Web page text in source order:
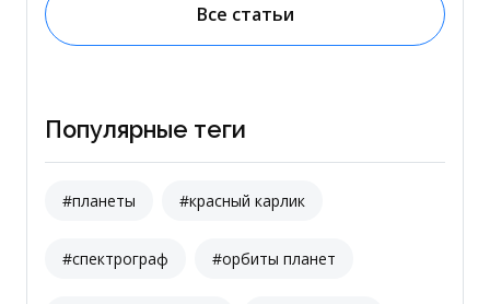
Все статьи
Популярные теги
#планеты #красный карлик
#спектрограф #орбиты планет